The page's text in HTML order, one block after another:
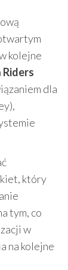
kolejne
Riders
dla
który
tym, co
w
na kolejne